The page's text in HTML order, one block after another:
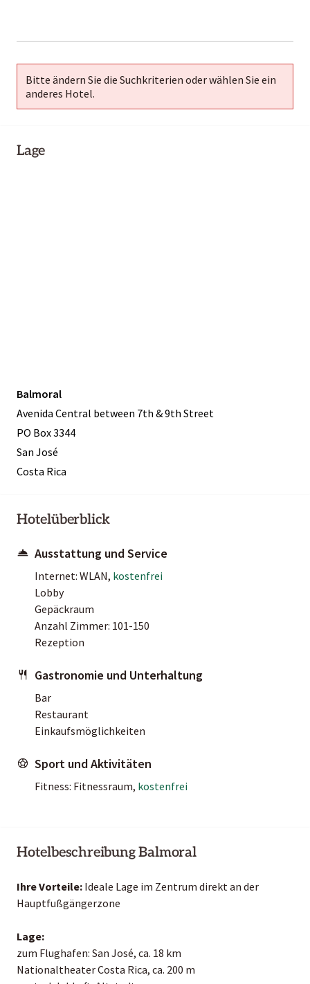
01-02
Bitte ändern Sie die Suchkriterien oder wählen Sie ein
anderes Hotel.
Lage
Balmoral
Avenida Central between 7th & 9th Street
PO Box 3344
San José
Costa Rica
Hotelüberblick
Ausstattung und Service
Internet: WLAN, kostenfrei
Lobby
Gepäckraum
Anzahl Zimmer: 101-150
Rezeption
Gastronomie und Unterhaltung
Bar
Restaurant
Einkaufsmöglichkeiten
Sport und Aktivitäten
Fitness: Fitnessraum, kostenfrei
Hotelbeschreibung Balmoral
Ihre Vorteile: Ideale Lage im Zentrum direkt an der
Hauptfußgängerzone
Lage:
zum Flughafen: San José, ca. 18 km
Nationaltheater Costa Rica, ca. 200 m